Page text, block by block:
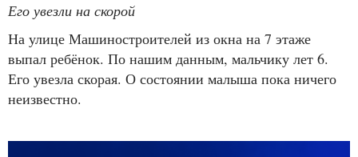
Его увезли на скорой
На улице Машиностроителей из окна на 7 этаже
выпал ребёнок. По нашим данным, мальчику лет 6.
Его увезла скорая. О состоянии малыша пока ничего
неизвестно.